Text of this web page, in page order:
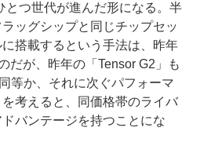
とつ世代が進んだ形になる。半
ッグシップと同じチップセッ
搭載するという手法は、昨年
だが、昨年の「Tensor G2」も
等か、それに次ぐパフォーマ
考えると、同価格帯のライバ
バンテージを持つことにな